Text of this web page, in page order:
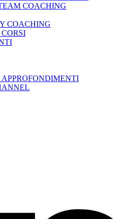
COACHING
COACHING